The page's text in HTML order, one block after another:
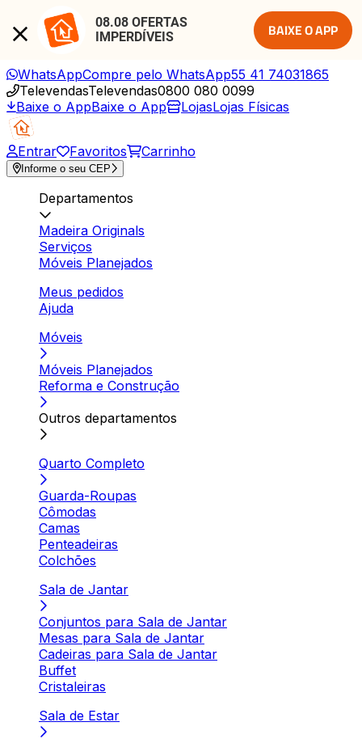
08.08 OFERTAS
IMPERDÍVEIS
BAIXE O APP
WhatsAppCompre pelo WhatsApp55 41 74031865
TelevendasTelevendas0800 080 0099
Baixe o AppBaixe o App LojasLojas Físicas
Entrar Favoritos Carrinho
Informe o seu CEP
Departamentos
Madeira Originals
Serviços
Móveis Planejados
Meus pedidos
Ajuda
Móveis
Móveis Planejados
Reforma e Construção
Outros departamentos
Quarto Completo
Guarda-Roupas
Cômodas
Camas
Penteadeiras
Colchões
Sala de Jantar
Conjuntos para Sala de Jantar
Mesas para Sala de Jantar
Cadeiras para Sala de Jantar
Buffet
Cristaleiras
Sala de Estar